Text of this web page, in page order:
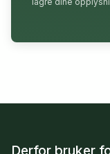
Derfor bruker